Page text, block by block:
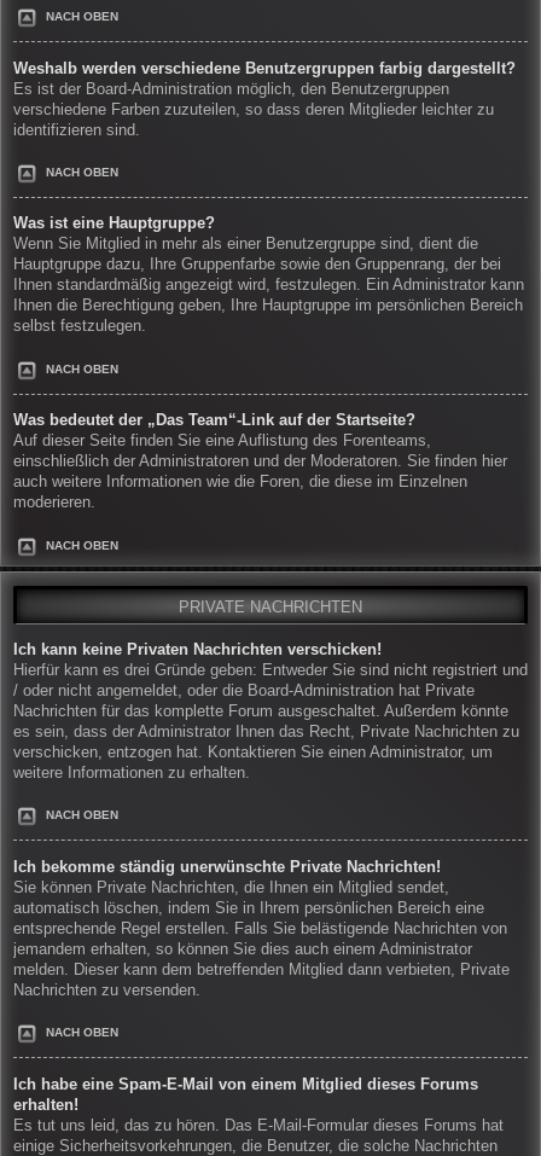
NACH OBEN
Weshalb werden verschiedene Benutzergruppen farbig dargestellt?
Es ist der Board-Administration möglich, den Benutzergruppen
verschiedene Farben zuzuteilen, so dass deren Mitglieder leichter zu
identifizieren sind.
NACH OBEN
Was ist eine Hauptgruppe?
Wenn Sie Mitglied in mehr als einer Benutzergruppe sind, dient die
Hauptgruppe dazu, Ihre Gruppenfarbe sowie den Gruppenrang, der bei
Ihnen standardmäßig angezeigt wird, festzulegen. Ein Administrator kann
Ihnen die Berechtigung geben, Ihre Hauptgruppe im persönlichen Bereich
selbst festzulegen.
NACH OBEN
Was bedeutet der „Das Team“-Link auf der Startseite?
Auf dieser Seite finden Sie eine Auflistung des Forenteams,
einschließlich der Administratoren und der Moderatoren. Sie finden hier
auch weitere Informationen wie die Foren, die diese im Einzelnen
moderieren.
NACH OBEN
PRIVATE NACHRICHTEN
Ich kann keine Privaten Nachrichten verschicken!
Hierfür kann es drei Gründe geben: Entweder Sie sind nicht registriert und
/ oder nicht angemeldet, oder die Board-Administration hat Private
Nachrichten für das komplette Forum ausgeschaltet. Außerdem könnte
es sein, dass der Administrator Ihnen das Recht, Private Nachrichten zu
verschicken, entzogen hat. Kontaktieren Sie einen Administrator, um
weitere Informationen zu erhalten.
NACH OBEN
Ich bekomme ständig unerwünschte Private Nachrichten!
Sie können Private Nachrichten, die Ihnen ein Mitglied sendet,
automatisch löschen, indem Sie in Ihrem persönlichen Bereich eine
entsprechende Regel erstellen. Falls Sie belästigende Nachrichten von
jemandem erhalten, so können Sie dies auch einem Administrator
melden. Dieser kann dem betreffenden Mitglied dann verbieten, Private
Nachrichten zu versenden.
NACH OBEN
Ich habe eine Spam-E-Mail von einem Mitglied dieses Forums
erhalten!
Es tut uns leid, das zu hören. Das E-Mail-Formular dieses Forums hat
einige Sicherheitsvorkehrungen, die Benutzer, die solche Nachrichten